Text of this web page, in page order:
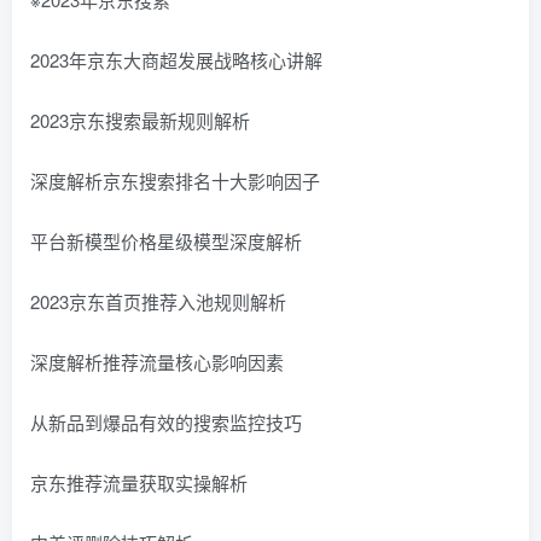
2023年京东大商超发展战略核心讲解
2023京东搜索最新规则解析
深度解析京东搜索排名十大影响因子
平台新模型价格星级模型深度解析
2023京东首页推荐入池规则解析
深度解析推荐流量核心影响因素
从新品到爆品有效的搜索监控技巧
京东推荐流量获取实操解析